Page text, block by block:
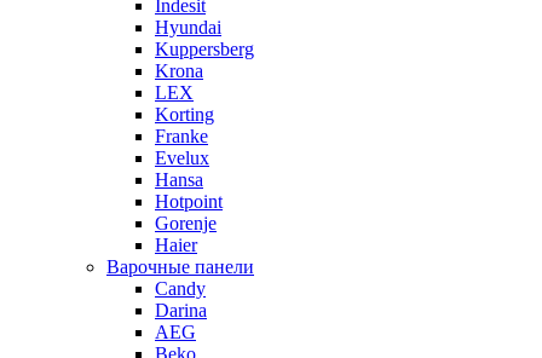
Indesit
Hyundai
Kuppersberg
Krona
LEX
Korting
Franke
Evelux
Hansa
Hotpoint
Gorenje
Haier
Варочные панели
Candy
Darina
AEG